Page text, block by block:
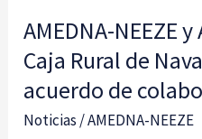
AMEDNA-NEEZE
Caja Rural de
acuerdo de
Noticias /AMEDNA-NEEZE
firmamos
un
acuerdo
de